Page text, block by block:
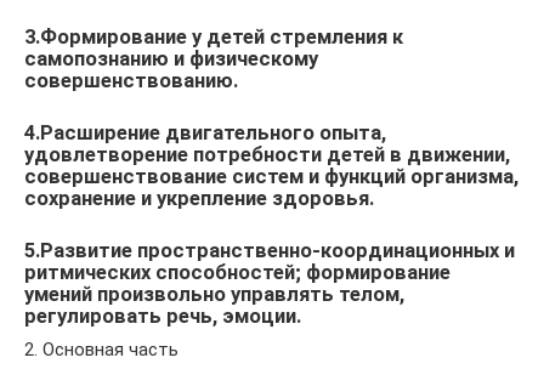
3.Формирование у детей стремления к
самопознанию и физическому
совершенствованию.
4.Расширение двигательного опыта,
удовлетворение потребности детей в движении,
совершенствование систем и функций организма,
сохранение и укрепление здоровья.
5.Развитие пространственно-координационных и
ритмических способностей; формирование
умений произвольно управлять телом,
регулировать речь, эмоции.
2. Основная часть